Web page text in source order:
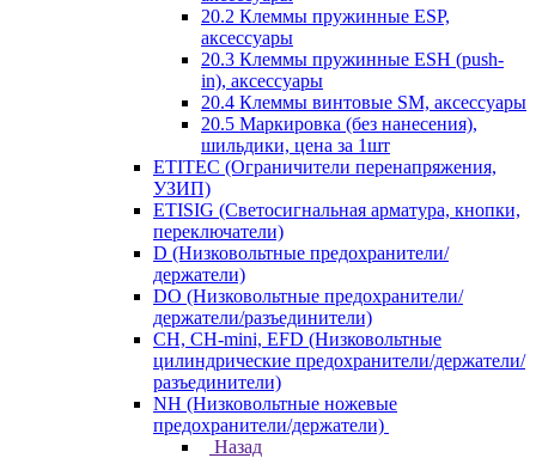
20.2 Клеммы пружинные ESP,
аксессуары
20.3 Клеммы пружинные ESH (push-
in), аксессуары
20.4 Клеммы винтовые SM, аксессуары
20.5 Маркировка (без нанесения),
шильдики, цена за 1шт
ETITEC (Ограничители перенапряжения,
УЗИП)
ETISIG (Светосигнальная арматура, кнопки,
переключатели)
D (Низковольтные предохранители/
держатели)
DO (Низковольтные предохранители/
держатели/разъединители)
CH, CH-mini, EFD (Низковольтные
цилиндрические предохранители/держатели/
разъединители)
NH (Низковольтные ножевые
предохранители/держатели)
Назад